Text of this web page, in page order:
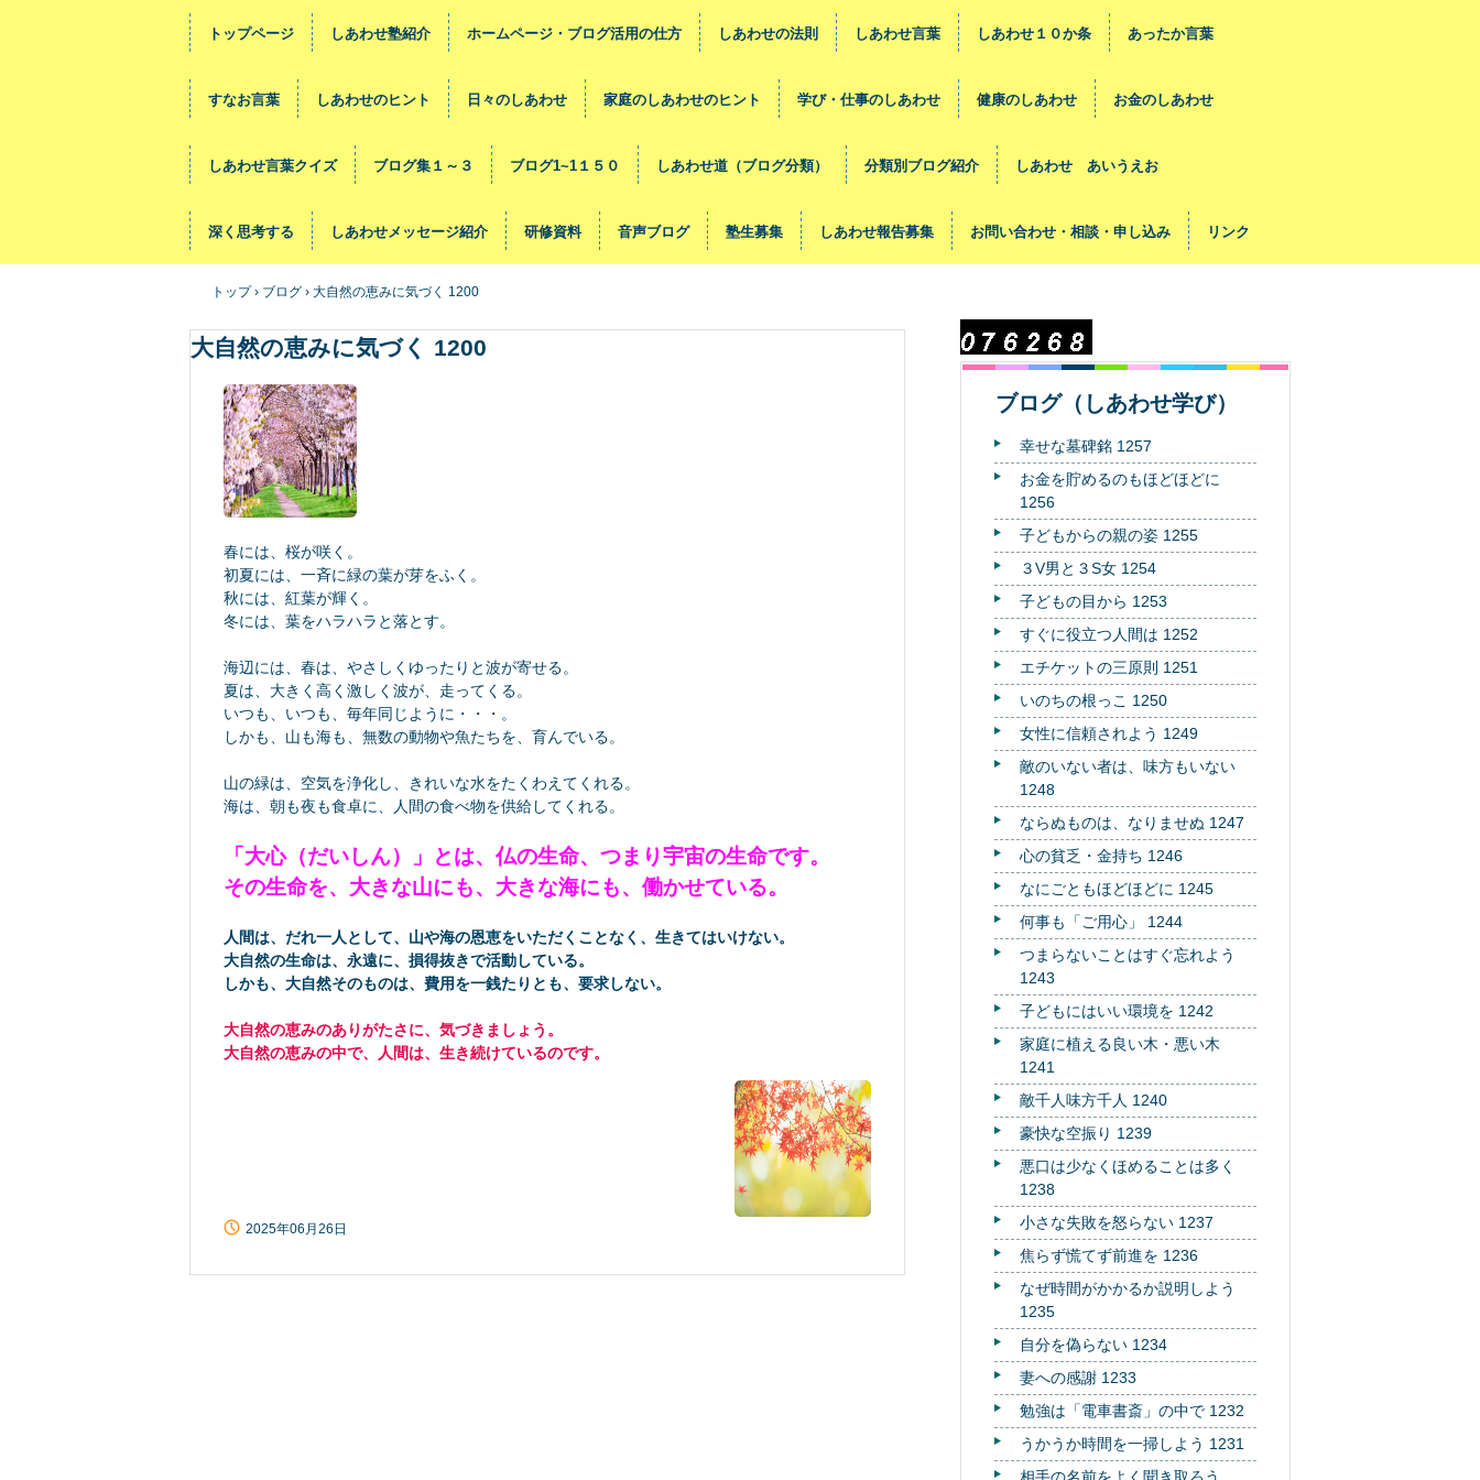
トップページ しあわせ塾紹介 ホームページ・ブログ活用の仕方 しあわせの法則 しあわせ言葉 しあわせ１０か条 あったか言葉
すなお言葉 しあわせのヒント 日々のしあわせ 家庭のしあわせのヒント 学び・仕事のしあわせ 健康のしあわせ お金のしあわせ
しあわせ言葉クイズ ブログ集１～３ ブログ1~1１５０ しあわせ道（ブログ分類） 分類別ブログ紹介 しあわせ あいうえお
深く思考する しあわせメッセージ紹介 研修資料 音声ブログ 塾生募集 しあわせ報告募集 お問い合わせ・相談・申し込み リンク
トップ › ブログ › 大自然の恵みに気づく 1200
大自然の恵みに気づく 1200
春には、桜が咲く。
初夏には、一斉に緑の葉が芽をふく。
秋には、紅葉が輝く。
冬には、葉をハラハラと落とす。
海辺には、春は、やさしくゆったりと波が寄せる。
夏は、大きく高く激しく波が、走ってくる。
いつも、いつも、毎年同じように・・・。
しかも、山も海も、無数の動物や魚たちを、育んでいる。
山の緑は、空気を浄化し、きれいな水をたくわえてくれる。
海は、朝も夜も食卓に、人間の食べ物を供給してくれる。
「大心（だいしん）」とは、仏の生命、つまり宇宙の生命です。
その生命を、大きな山にも、大きな海にも、働かせている。
人間は、だれ一人として、山や海の恩恵をいただくことなく、生きてはいけない。
大自然の生命は、永遠に、損得抜きで活動している。
しかも、大自然そのものは、費用を一銭たりとも、要求しない。
大自然の恵みのありがたさに、気づきましょう。
大自然の恵みの中で、人間は、生き続けているのです。
2025年06月26日
ブログ（しあわせ学び）
幸せな墓碑銘 1257
お金を貯めるのもほどほどに
1256
子どもからの親の姿 1255
３V男と３S女 1254
子どもの目から 1253
すぐに役立つ人間は 1252
エチケットの三原則 1251
いのちの根っこ 1250
女性に信頼されよう 1249
敵のいない者は、味方もいない
1248
ならぬものは、なりませぬ 1247
心の貧乏・金持ち 1246
なにごともほどほどに 1245
何事も「ご用心」 1244
つまらないことはすぐ忘れよう
1243
子どもにはいい環境を 1242
家庭に植える良い木・悪い木
1241
敵千人味方千人 1240
豪快な空振り 1239
悪口は少なくほめることは多く
1238
小さな失敗を怒らない 1237
焦らず慌てず前進を 1236
なぜ時間がかかるか説明しよう
1235
自分を偽らない 1234
妻への感謝 1233
勉強は「電車書斎」の中で 1232
うかうか時間を一掃しよう 1231